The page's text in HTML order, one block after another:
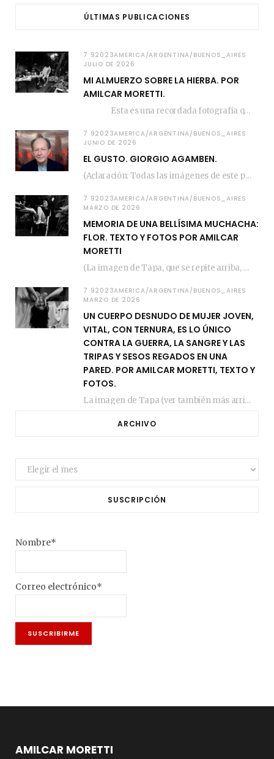
ÚLTIMAS PUBLICACIONES
7 92023AMERICA/ARGENTINA/BUENOS_AIRES
JULIO DE 2026
MI ALMUERZO SOBRE LA HIERBA. POR
AMILCAR MORETTI.
Esta es una recordada fotografía que registré…
7 92023AMERICA/ARGENTINA/BUENOS_AIRES
JUNIO DE 2026
EL GUSTO. GIORGIO AGAMBEN.
(Aclaración: Todas las imágenes de este posteo fueron tomadas de Bloghemia.com, y todos los…
7 92023AMERICA/ARGENTINA/BUENOS_AIRES
MARZO DE 2026
MEMORIA DE UNA BELLÍSIMA MUCHACHA:
FLOR. TEXTO Y FOTOS POR AMILCAR
MORETTI
(La imagen de Tapa, que se repite arriba, fue compuesta por Amilcar Moretti el viernes…
7 92023AMERICA/ARGENTINA/BUENOS_AIRES
MARZO DE 2026
UN CUERPO DESNUDO DE MUJER JOVEN,
VITAL, CON TERNURA, ES LO ÚNICO
CONTRA LA GUERRA, LA SANGRE Y LAS
TRIPAS Y SESOS REGADOS EN UNA
PARED. POR AMILCAR MORETTI, TEXTO Y
FOTOS.
La imagen de Tapa (ver también más arriba) fue compuesta en estos días de febrero…
ARCHIVO
Archivo
SUSCRIPCIÓN
Nombre*
Correo electrónico*
AMILCAR MORETTI